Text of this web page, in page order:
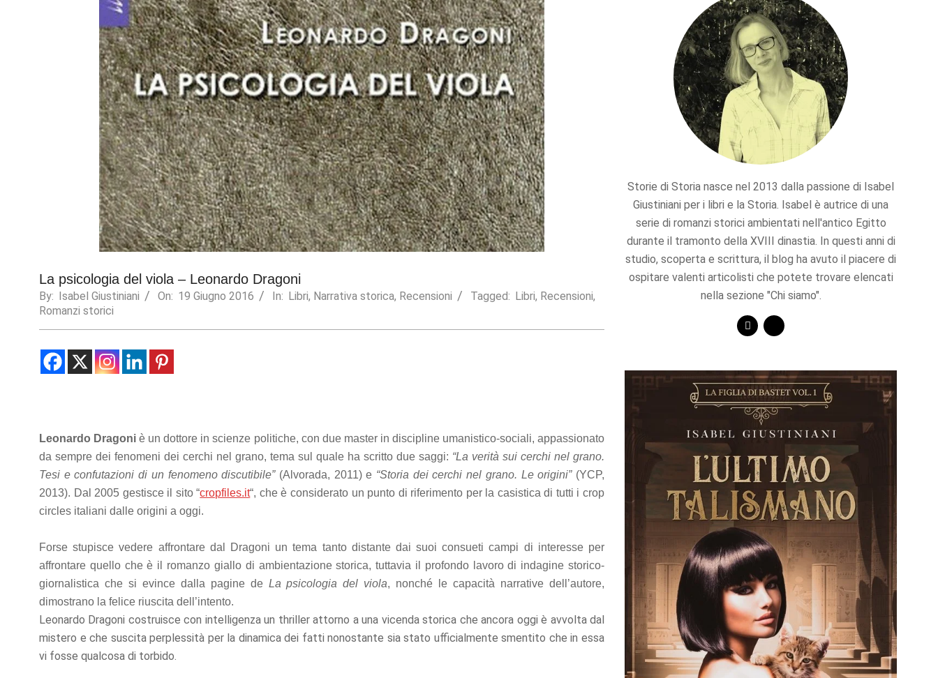
La psicologia del viola – Leonardo Dragoni
By: Isabel Giustiniani On: 19 Giugno 2016 In: Libri, Narrativa storica, Recensioni Tagged: Libri, Recensioni,
Romanzi storici
Leonardo Dragoni è un dottore in scienze politiche, con due master in discipline umanistico-sociali, appassionato
da sempre dei fenomeni dei cerchi nel grano, tema sul quale ha scritto due saggi: “La verità sui cerchi nel grano.
Tesi e confutazioni di un fenomeno discutibile”(Alvorada, 2011) e “Storia dei cerchi nel grano. Le origini”(YCP,
2013). Dal 2005 gestisce il sito “cropfiles.it“, che è considerato un punto di riferimento per la casistica di tutti i crop
circles italiani dalle origini a oggi.
Forse stupisce vedere affrontare dal Dragoni un tema tanto distante dai suoi consueti campi di interesse per
affrontare quello che è il romanzo giallo di ambientazione storica, tuttavia il profondo lavoro di indagine storico-
giornalistica che si evince dalla pagine de La psicologia del viola, nonché le capacità narrative dell’autore,
dimostrano la felice riuscita dell’intento.
Leonardo Dragoni costruisce con intelligenza un thriller attorno a una vicenda storica che ancora oggi è avvolta dal
mistero e che suscita perplessità per la dinamica dei fatti nonostante sia stato ufficialmente smentito che in essa
vi fosse qualcosa di torbido.
Storie di Storia nasce nel 2013 dalla passione di Isabel
Giustiniani per i libri e la Storia. Isabel è autrice di una
serie di romanzi storici ambientati nell'antico Egitto
durante il tramonto della XVIII dinastia. In questi anni di
studio, scoperta e scrittura, il blog ha avuto il piacere di
ospitare valenti articolisti che potete trovare elencati
nella sezione "Chi siamo".
the website
to function.
Statistics
In order for
us to
improve the
based on
how the
used.
In order for
our website
to perform
as well as
during your
visit. If you
refuse these
some